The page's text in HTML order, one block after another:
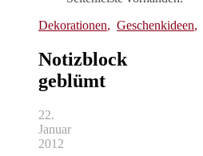
Dekorationen, Geschenkideen,
Notizblock
geblümt
22.
Januar
2012